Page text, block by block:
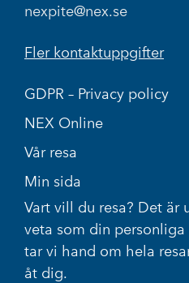
nexpite@nex.se
Fler kontaktuppgifter
GDPR – Privacy policy
NEX Online
Vår resa
Min sida
Vart vill du resa? Det är
veta som din
tar vi hand om hela
åt dig.